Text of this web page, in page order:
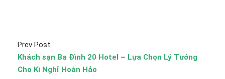
Prev Post
Khách sạn Ba Đình 20 Hotel – Lựa Chọn Lý Tưởng
Cho Kì Nghỉ Hoàn Hảo